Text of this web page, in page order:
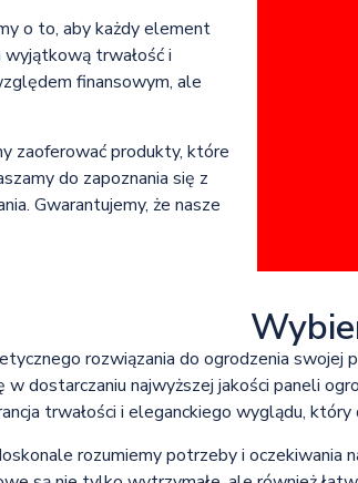
o to, aby każdy element
wyjątkową trwałość i
finansowym, ale
zaoferować produkty, które
do zapoznania się z
Gwarantujemy, że nasze
rozwiązania do ogrodzenia swojej
w dostarczaniu najwyższej jakości paneli
trwałości i eleganckiego wyglądu,
rozumiemy potrzeby i